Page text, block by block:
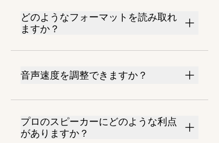
どのようなフォーマットを読み取れ
ますか？
音声速度を調整できますか？
プロのスピーカーにどのような利点
がありますか？